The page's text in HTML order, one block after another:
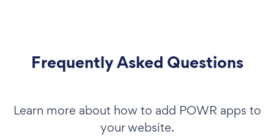
Frequently Asked Questions
Learn more about how to add POWR apps to
your website.